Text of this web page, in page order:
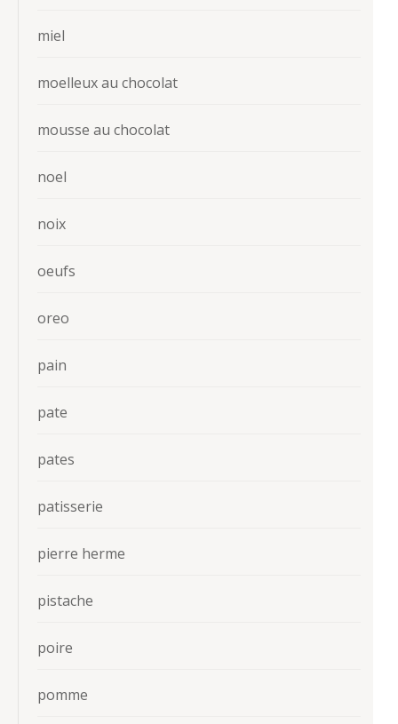
miel
moelleux au chocolat
mousse au chocolat
noel
noix
oeufs
oreo
pain
pate
pates
patisserie
pierre herme
pistache
poire
pomme